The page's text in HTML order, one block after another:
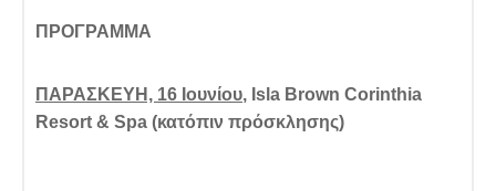
ΠΡΟΓΡΑΜΜΑ
ΠΑΡΑΣΚΕΥΗ, 16 Ιουνίου, Isla Brown Corinthia
Resort & Spa (κατόπιν πρόσκλησης)